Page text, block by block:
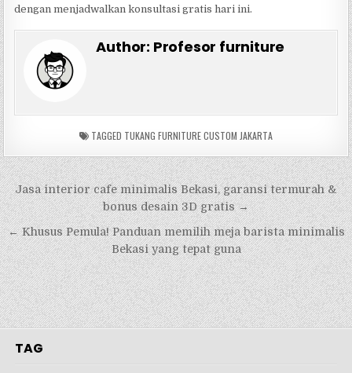
dengan menjadwalkan konsultasi gratis hari ini.
Author: Profesor furniture
TAGGED TUKANG FURNITURE CUSTOM JAKARTA
Navigasi
pos
Jasa interior cafe minimalis Bekasi, garansi termurah &
bonus desain 3D gratis →
← Khusus Pemula! Panduan memilih meja barista minimalis
Bekasi yang tepat guna
TAG